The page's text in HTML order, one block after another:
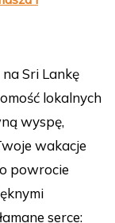
Sri Lankę
lokalnych
wyspę,
wakacje
powrocie
serce: